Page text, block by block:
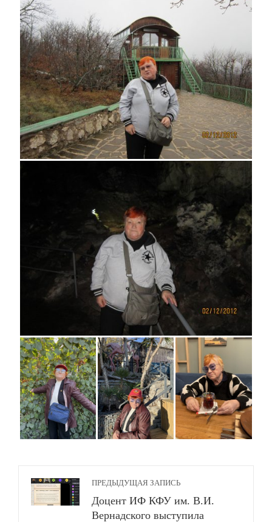
ПРЕДЫДУЩАЯ ЗАПИСЬ
Доцент ИФ КФУ им. В.И.
Вернадского выступила